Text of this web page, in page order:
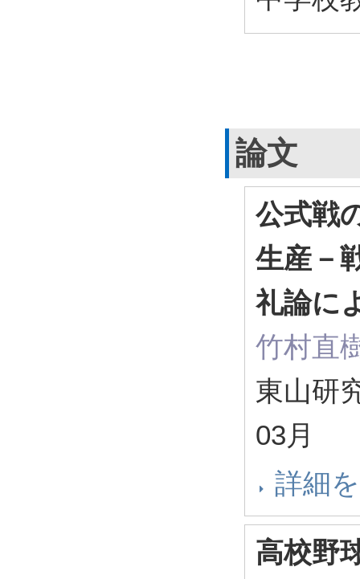
論文
公式戦
生産－
礼論に
竹村直
東山研
03月
詳細
高校野